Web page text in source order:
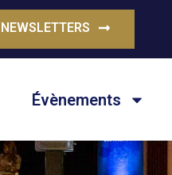
NEWSLETTERS
Évènements